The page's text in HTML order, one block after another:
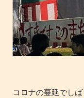
コロナの蔓延でし